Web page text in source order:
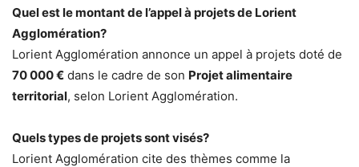
Quel est le montant de l’appel à projets de Lorient
Agglomération?
Lorient Agglomération annonce un appel à projets doté de
70 000 € dans le cadre de son Projet alimentaire
territorial, selon Lorient Agglomération.
Quels types de projets sont visés?
Lorient Agglomération cite des thèmes comme la